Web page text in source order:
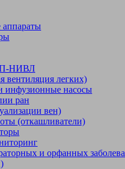
НИВЛ
легких)
инфузионные насосы
ран
вен)
(откашливатели)
и орфанных